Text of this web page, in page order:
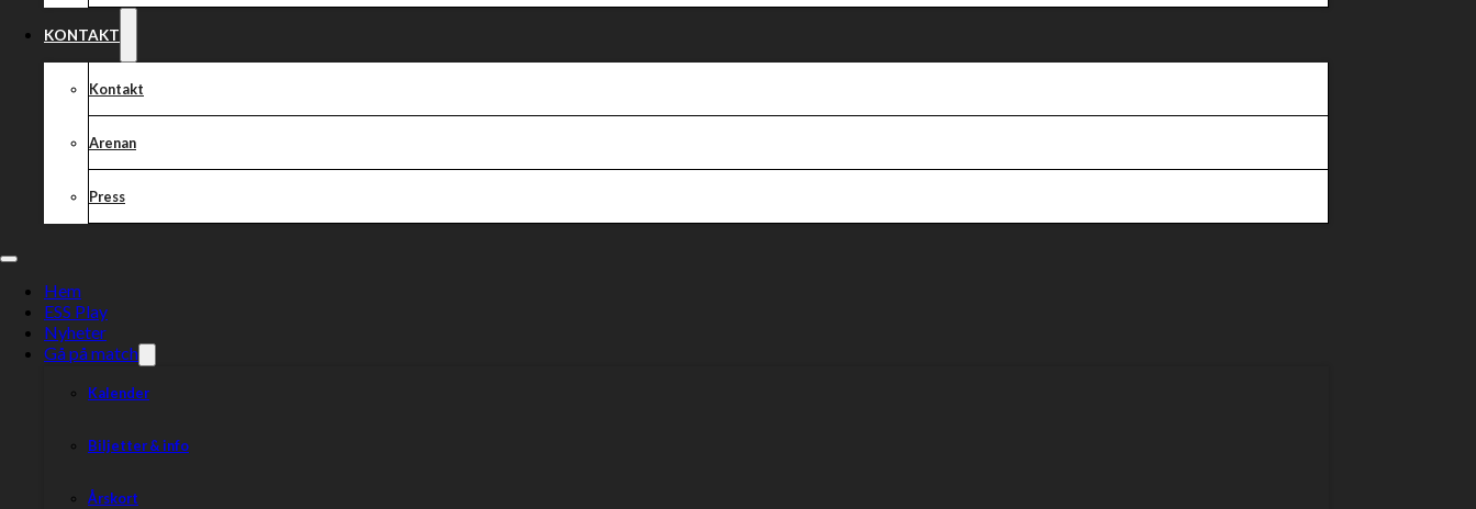
KONTAKT
Kontakt
Arenan
Press
Hem
ESS Play
Nyheter
Gå på match
Kalender
Biljetter & info
Årskort